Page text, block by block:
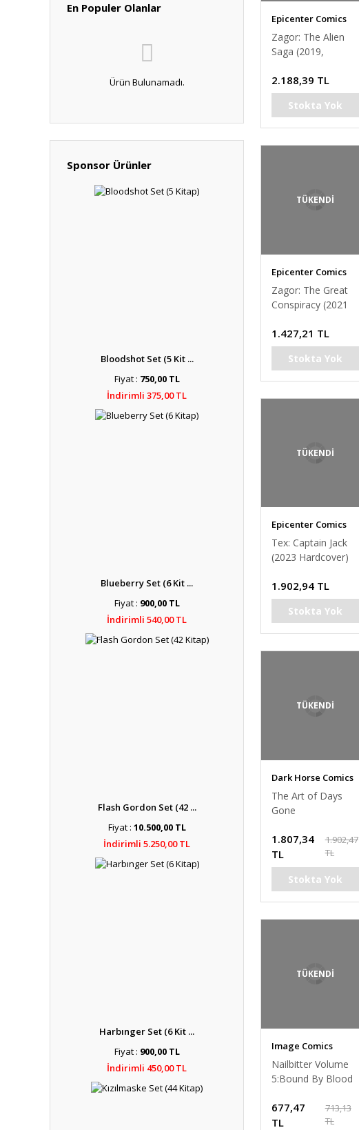
En Populer Olanlar
Ürün Bulunamadı.
Sponsor Ürünler
Bloodshot Set (5 Kit ...
Fiyat : 750,00 TL
İndirimli 375,00 TL
Blueberry Set (6 Kit ...
Fiyat : 900,00 TL
İndirimli 540,00 TL
Flash Gordon Set (42 ...
Fiyat : 10.500,00 TL
İndirimli 5.250,00 TL
Harbınger Set (6 Kit ...
Fiyat : 900,00 TL
İndirimli 450,00 TL
Epicenter Comics
Zagor: The Alien
Saga (2019,
2.188,39 TL
Stokta Yok
TÜKENDİ
Epicenter Comics
Zagor: The Great
Conspiracy (2021
cover)
1.427,21 TL
Stokta Yok
TÜKENDİ
Epicenter Comics
Tex: Captain Jack
(2023 Hardcover)
1.902,94 TL
Stokta Yok
TÜKENDİ
Dark Horse Comics
The Art of Days
Gone
1.807,34
TL
1.902,47
TL
Stokta Yok
TÜKENDİ
Image Comics
Nailbitter Volume
5:Bound By Blood
677,47
TL
713,13
TL